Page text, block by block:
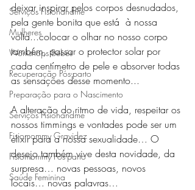
Serviços Fisiohandme
Mulheres
Workshops Bebés
Recuperação Pós-parto
Preparação para o Nascimento
Serviços Fisiohandme
Fisiomommy Gravidez
Fisiomommy Pós-parto
Saúde Feminina
deixar inspirar pelos corpos desnudados,
pela gente bonita que está  à nossa
volta...colocar o olhar no nosso corpo
também, passar o protector solar por
cada centímetro de pele e absorver todas
as sensações desse momento...
A alteração do ritmo de vida, respeitar os
nossos timmings e vontades pode ser um
elixir para a nossa sexualidade… O
desejo também vive desta novidade, da
surpresa… novas pessoas, novos
locais… novas palavras…